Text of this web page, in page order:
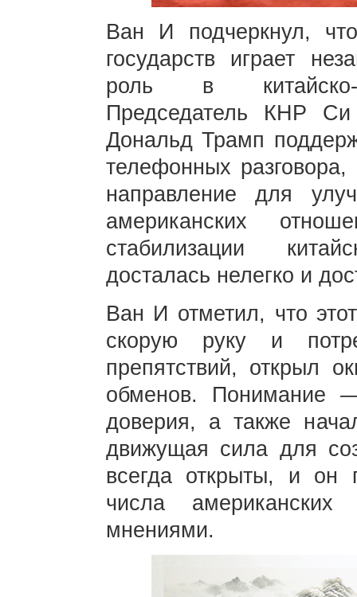
Ван И подчеркнул,
государств играет
роль в китайско-
Председатель КНР
Дональд Трамп
телефонных
направление для
американских
стабилизации
досталась нелегко и
Ван И отметил, что
скорую руку и
препятствий, открыл
обменов. Понимание
доверия, а также
движущая сила для
всегда открыты, и он
числа
мнениями.